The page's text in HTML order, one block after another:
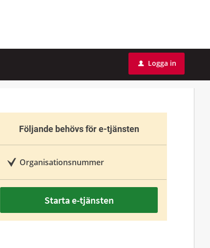
u Logga in
Följande behövs för e-tjänsten
Organisationsnummer
Starta e-tjänsten